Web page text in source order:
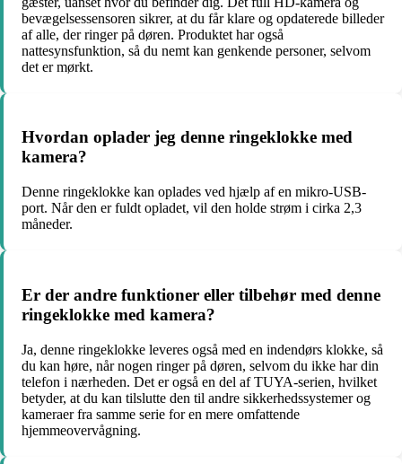
bevægelsessensoren sikrer, at du får klare og opdaterede billeder
af alle, der ringer på døren. Produktet har også
nattesynsfunktion, så du nemt kan genkende personer, selvom
det er mørkt.
Hvordan oplader jeg denne ringeklokke med
kamera?
Denne ringeklokke kan oplades ved hjælp af en mikro-USB-
port. Når den er fuldt opladet, vil den holde strøm i cirka 2,3
måneder.
Er der andre funktioner eller tilbehør med denne
ringeklokke med kamera?
Ja, denne ringeklokke leveres også med en indendørs klokke, så
du kan høre, når nogen ringer på døren, selvom du ikke har din
telefon i nærheden. Det er også en del af TUYA-serien, hvilket
betyder, at du kan tilslutte den til andre sikkerhedssystemer og
kameraer fra samme serie for en mere omfattende
hjemmeovervågning.